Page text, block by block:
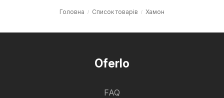
Головна Список товарів Хамон
Oferlo
FAQ